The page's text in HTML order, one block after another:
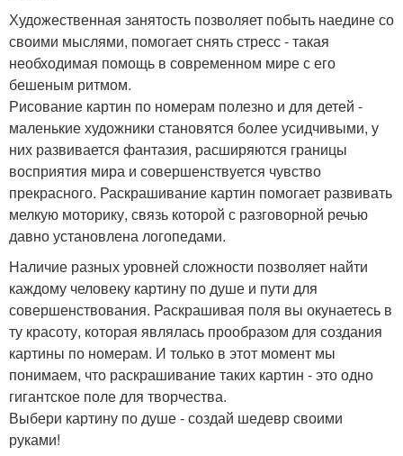
Художественная занятость позволяет побыть наедине со
своими мыслями, помогает снять стресс - такая
необходимая помощь в современном мире с его
бешеным ритмом.
Рисование картин по номерам полезно и для детей -
маленькие художники становятся более усидчивыми, у
них развивается фантазия, расширяются границы
восприятия мира и совершенствуется чувство
прекрасного. Раскрашивание картин помогает развивать
мелкую моторику, связь которой с разговорной речью
давно установлена логопедами.
Наличие разных уровней сложности позволяет найти
каждому человеку картину по душе и пути для
совершенствования. Раскрашивая поля вы окунаетесь в
ту красоту, которая являлась прообразом для создания
картины по номерам. И только в этот момент мы
понимаем, что раскрашивание таких картин - это одно
гигантское поле для творчества.
Выбери картину по душе - создай шедевр своими
руками!